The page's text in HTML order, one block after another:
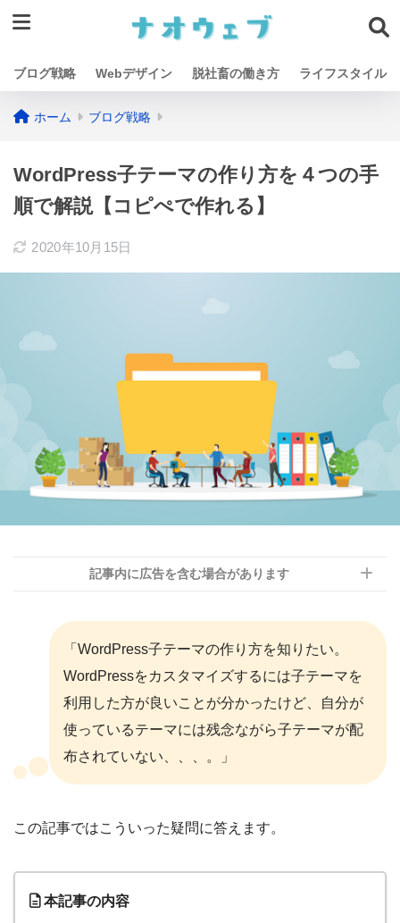
ブログ戦略 Webデザイン 脱社畜の働き方 ライフスタイル
ホーム ブログ戦略
WordPress子テーマの作り方を４つの手
順で解説【コピぺで作れる】
2020年10月15日
記事内に広告を含む場合があります
「WordPress子テーマの作り方を知りたい。
WordPressをカスタマイズするには子テーマを
利用した方が良いことが分かったけど、自分が
使っているテーマには残念ながら子テーマが配
布されていない、、、。」
この記事ではこういった疑問に答えます。
本記事の内容